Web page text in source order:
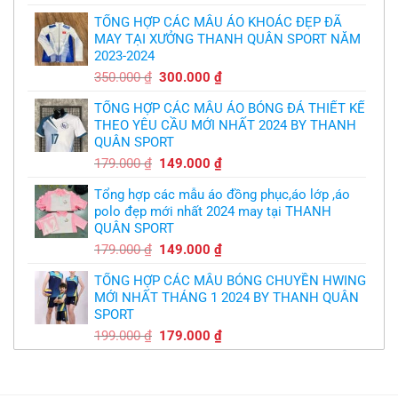
bầy
quỷ
nhỏ
free
là:
350.000 ₫.
tại
là:
TỔNG HỢP CÁC MẪU ÁO KHOÁC ĐẸP ĐÃ
MAY TẠI XƯỞNG THANH QUÂN SPORT NĂM
2023-2024
350.000₫ Giá
là:
350.000 ₫.
300.000₫Giá
tại
là:
TỔNG HỢP CÁC MẪU ÁO BÓNG ĐÁ THIẾT KẾ
THEO YÊU CẦU MỚI NHẤT 2024 BY THANH
QUÂN SPORT
179.000₫ Giá
là:
179.000 ₫.
149.000₫Giá
tại
là:
Tổng hợp các mẫu áo đồng phục,áo lớp ,áo
polo đẹp mới nhất 2024 may tại THANH
QUÂN SPORT
179.000₫ Giá
là:
179.000 ₫.
149.000₫Giá
tại
là:
TỔNG HỢP CÁC MẪU BÓNG CHUYỀN HWING
MỚI NHẤT THÁNG 1 2024 BY THANH QUÂN
SPORT
199.000₫ Giá
gốc
179.000₫Giá
hiện